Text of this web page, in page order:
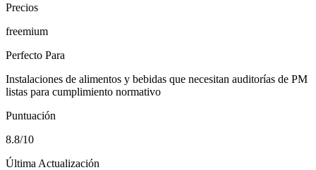
Precios
freemium
Perfecto Para
Instalaciones de alimentos y bebidas que necesitan auditorías de PM
listas para cumplimiento normativo
Puntuación
8.8/10
Última Actualización